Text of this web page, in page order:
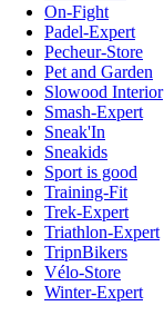
On-Fight
Padel-Expert
Pecheur-Store
Pet and Garden
Slowood Interior
Smash-Expert
Sneak'In
Sneakids
Sport is good
Training-Fit
Trek-Expert
Triathlon-Expert
TripnBikers
Vélo-Store
Winter-Expert